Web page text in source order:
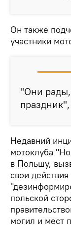
Он также
участники
"Они
Недавний
мотоклуба
в Польшу,
свои
польской
могил и мест